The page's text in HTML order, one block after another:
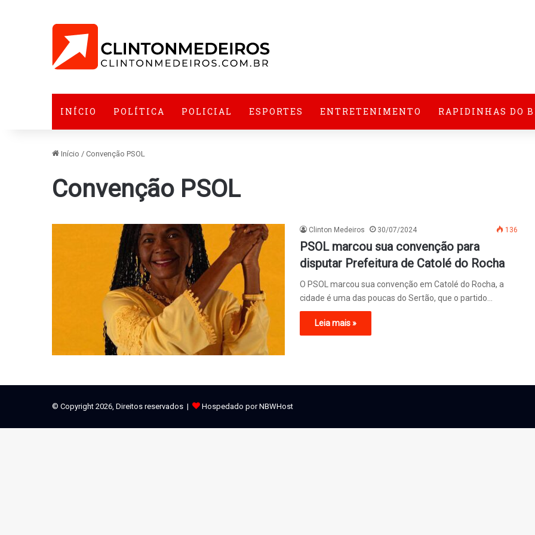
INÍCIO POLÍTICA POLICIAL ESPORTES ENTRETENIMENTO RAPIDINHAS DO
Início / Convenção PSOL
Convenção PSOL
Clinton Medeiros 30/07/2024 136
PSOL marcou sua convenção para
disputar Prefeitura de Catolé do Rocha
O PSOL marcou sua convenção em Catolé do Rocha, a
cidade é uma das poucas do Sertão, que o partido…
Leia mais »
© Copyright 2026, Direitos reservados | Hospedado por NBWHost